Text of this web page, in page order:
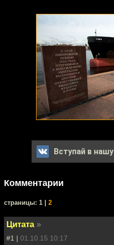
Вступай в нашу
Комментарии
cтраницы: 1 | 2
Цитата »
#1 | 01.10.15 10:17